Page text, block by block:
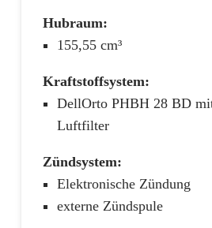
Hubraum:
155,55 cm³
Kraftstoffsystem:
DellOrto PHBH 28 BD
Luftfilter
Zündsystem:
Elektronische Zündung
externe Zündspule